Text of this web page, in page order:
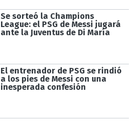
Se sorteó la Champions
League: el PSG de Messi jugará
ante la Juventus de Di María
El entrenador de PSG se rindió
a los pies de Messi con una
inesperada confesión